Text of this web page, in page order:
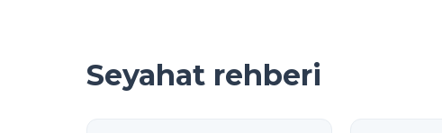
Seyahat rehberi